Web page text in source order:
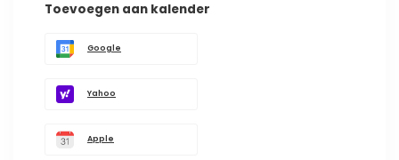
Toevoegen aan kalender
Google
Yahoo
Apple